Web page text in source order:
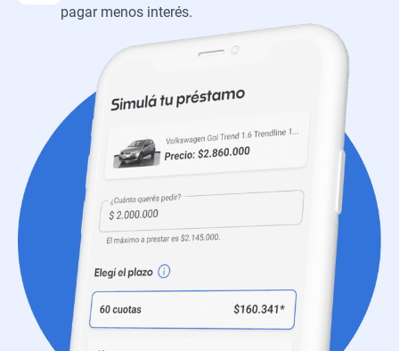
pagar menos interés.